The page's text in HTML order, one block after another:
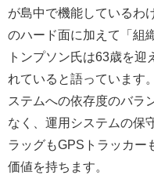
が島中で機能しているわ
のハード面に加えて「組
トンプソン氏は63歳を迎
れていると語っています
ステムへの依存度のバラ
なく、運用システムの保
ラッグもGPSトラッカー
価値を持ちます。